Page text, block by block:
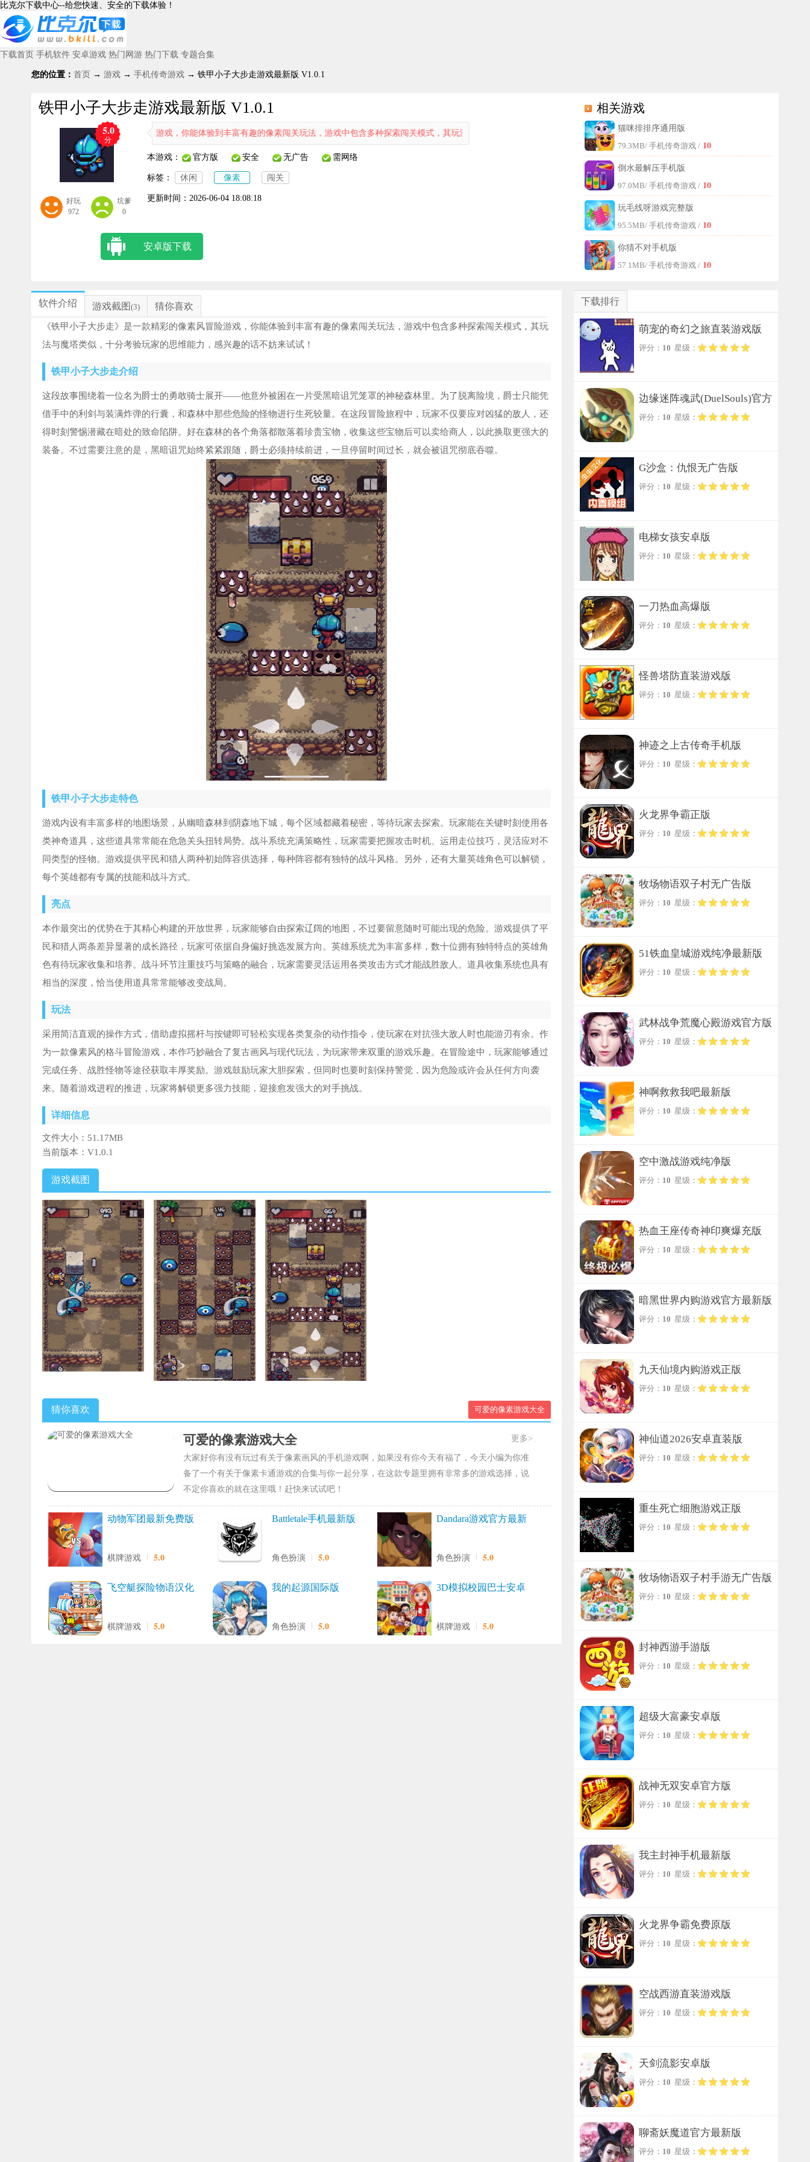
比克尔下载中心--给您快速、安全的下载体验！
下载首页 手机软件 安卓游戏 热门网游 热门下载 专题合集
您的位置： 首页 → 游戏 → 手机传奇游戏 → 铁甲小子大步走游戏最新版 V1.0.1
铁甲小子大步走游戏最新版 V1.0.1
5.0
分
好玩
972
坑爹
0
走》是一款精彩的像素风冒险游戏，你能体验到丰富有趣的像素闯关玩法，游戏中包含多种探索闯关模式，其玩法与魔塔类似，十分考验玩家的思维能力，感兴趣的话不妨来试试！
本游戏： 官方版 安全 无广告 需网络
标签： 休闲 像素 闯关
更新时间： 2026-06-04 18:08:18
安卓版下载
相关游戏
猫咪排排序通用版
79.3MB/ 手机传奇游戏 / 10
倒水最解压手机版
97.0MB/ 手机传奇游戏 / 10
玩毛线呀游戏完整版
95.5MB/ 手机传奇游戏 / 10
你猜不对手机版
57.1MB/ 手机传奇游戏 / 10
软件介绍 游戏截图 (3) 猜你喜欢
《铁甲小子大步走》是一款精彩的像素风冒险游戏，你能体验到丰富有趣的像素闯关玩法，游戏中包含多种探索闯关模式，其玩
法与魔塔类似，十分考验玩家的思维能力，感兴趣的话不妨来试试！
铁甲小子大步走介绍
这段故事围绕着一位名为爵士的勇敢骑士展开——他意外被困在一片受黑暗诅咒笼罩的神秘森林里。为了脱离险境，爵士只能凭
借手中的利剑与装满炸弹的行囊，和森林中那些危险的怪物进行生死较量。在这段冒险旅程中，玩家不仅要应对凶猛的敌人，还
得时刻警惕潜藏在暗处的致命陷阱。好在森林的各个角落都散落着珍贵宝物，收集这些宝物后可以卖给商人，以此换取更强大的
装备。不过需要注意的是，黑暗诅咒始终紧紧跟随，爵士必须持续前进，一旦停留时间过长，就会被诅咒彻底吞噬。
铁甲小子大步走特色
游戏内设有丰富多样的地图场景，从幽暗森林到阴森地下城，每个区域都藏着秘密，等待玩家去探索。玩家能在关键时刻使用各
类神奇道具，这些道具常常能在危急关头扭转局势。战斗系统充满策略性，玩家需要把握攻击时机、运用走位技巧，灵活应对不
同类型的怪物。游戏提供平民和猎人两种初始阵容供选择，每种阵容都有独特的战斗风格。另外，还有大量英雄角色可以解锁，
每个英雄都有专属的技能和战斗方式。
亮点
本作最突出的优势在于其精心构建的开放世界，玩家能够自由探索辽阔的地图，不过要留意随时可能出现的危险。游戏提供了平
民和猎人两条差异显著的成长路径，玩家可依据自身偏好挑选发展方向。英雄系统尤为丰富多样，数十位拥有独特特点的英雄角
色有待玩家收集和培养。战斗环节注重技巧与策略的融合，玩家需要灵活运用各类攻击方式才能战胜敌人。道具收集系统也具有
相当的深度，恰当使用道具常常能够改变战局。
玩法
采用简洁直观的操作方式，借助虚拟摇杆与按键即可轻松实现各类复杂的动作指令，使玩家在对抗强大敌人时也能游刃有余。作
为一款像素风的格斗冒险游戏，本作巧妙融合了复古画风与现代玩法，为玩家带来双重的游戏乐趣。在冒险途中，玩家能够通过
完成任务、战胜怪物等途径获取丰厚奖励。游戏鼓励玩家大胆探索，但同时也要时刻保持警觉，因为危险或许会从任何方向袭
来。随着游戏进程的推进，玩家将解锁更多强力技能，迎接愈发强大的对手挑战。
详细信息
文件大小： 51.17MB
当前版本： V1.0.1
游戏截图
猜你喜欢 可爱的像素游戏大全
可爱的像素游戏大全 更多>
大家好你有没有玩过有关于像素画风的手机游戏啊，如果没有你今天有福了，今天小编为你准
备了一个有关于像素卡通游戏的合集与你一起分享，在这款专题里拥有非常多的游戏选择，说
不定你喜欢的就在这里哦！赶快来试试吧！
动物军团最新免费版
棋牌游戏 5.0
Battletale手机最新版
角色扮演 5.0
Dandara游戏官方最新
角色扮演 5.0
飞空艇探险物语汉化
棋牌游戏 5.0
我的起源国际版
角色扮演 5.0
3D模拟校园巴士安卓
棋牌游戏 5.0
下载排行
萌宠的奇幻之旅直装游戏版
评分： 10 星级：
边缘迷阵魂武(DuelSouls)官方
正版
评分： 10 星级：
G沙盒：仇恨无广告版
评分： 10 星级：
电梯女孩安卓版
评分： 10 星级：
一刀热血高爆版
评分： 10 星级：
怪兽塔防直装游戏版
评分： 10 星级：
神迹之上古传奇手机版
评分： 10 星级：
火龙界争霸正版
评分： 10 星级：
牧场物语双子村无广告版
评分： 10 星级：
51铁血皇城游戏纯净最新版
评分： 10 星级：
武林战争荒魔心殿游戏官方版
评分： 10 星级：
神啊救救我吧最新版
评分： 10 星级：
空中激战游戏纯净版
评分： 10 星级：
热血王座传奇神印爽爆充版
评分： 10 星级：
暗黑世界内购游戏官方最新版
评分： 10 星级：
九天仙境内购游戏正版
评分： 10 星级：
神仙道2026安卓直装版
评分： 10 星级：
重生死亡细胞游戏正版
评分： 10 星级：
牧场物语双子村手游无广告版
评分： 10 星级：
封神西游手游版
评分： 10 星级：
超级大富豪安卓版
评分： 10 星级：
战神无双安卓官方版
评分： 10 星级：
我主封神手机最新版
评分： 10 星级：
火龙界争霸免费原版
评分： 10 星级：
空战西游直装游戏版
评分： 10 星级：
天剑流影安卓版
评分： 10 星级：
聊斋妖魔道官方最新版
评分： 10 星级：